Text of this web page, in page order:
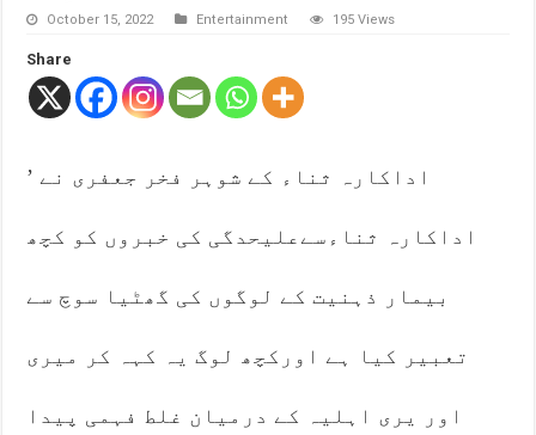
October 15, 2022 Entertainment 195 Views
Share
’ اداکارہ ثناء کے شوہر فخر جعفری نے
اداکارہ ثناءسےعلیحدگی کی خبروں کو کچھ
بیمار ذہنیت کے لوگوں کی گھٹیا سوچ سے
تعبیر کیا ہے اورکچھ لوگ یہ کہہ کر میری
اور یری اہلیہ کے درمیان غلط فہمی پیدا